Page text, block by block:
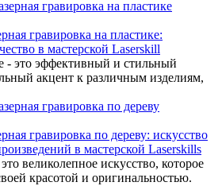
гравировка на пластике:
в мастерской Laserskill
- это эффективный и стильный
акцент к различным изделиям,
гравировка по дереву: искусство
в мастерской Laserskills
великолепное искусство, которое
красотой и оригинальностью.